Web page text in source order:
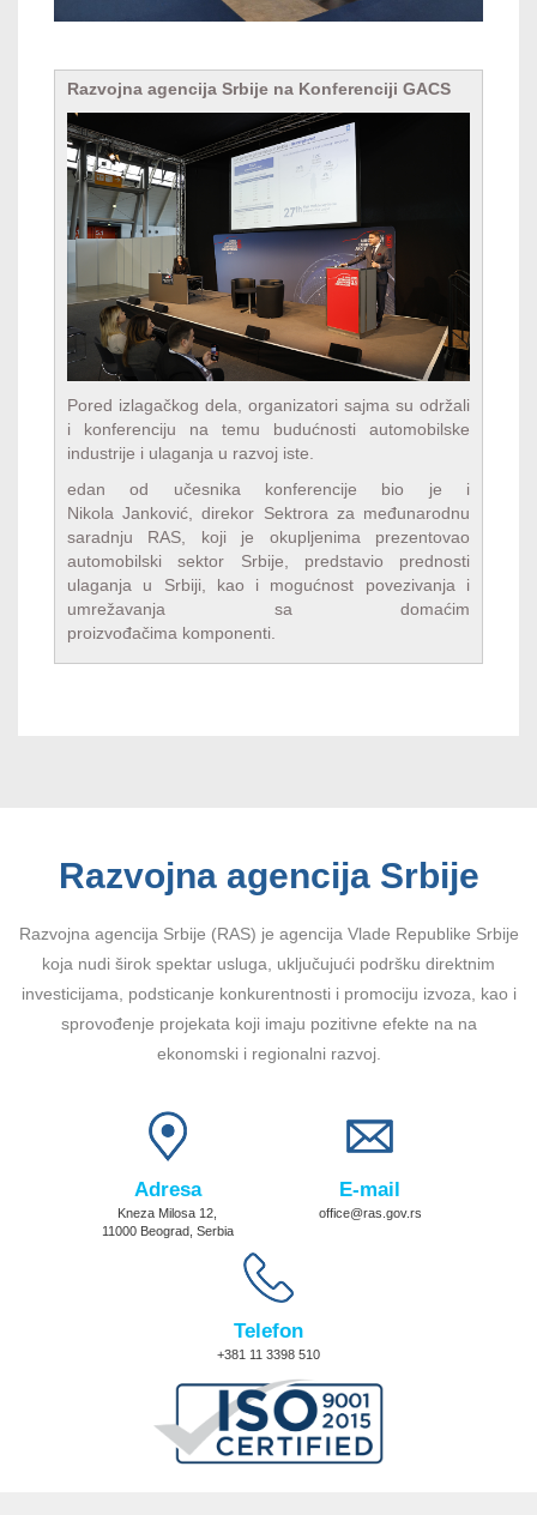
Razvojna agencija Srbije na Konferenciji GACS
Pored izlagačkog dela, organizatori sajma su održali
i konferenciju na temu budućnosti automobilske
industrije i ulaganja u razvoj iste.
edan od učesnika konferencije bio je i
Nikola Janković, direkor Sektrora za međunarodnu
saradnju RAS, koji je okupljenima prezentovao
automobilski sektor Srbije, predstavio prednosti
ulaganja u Srbiji, kao i mogućnost povezivanja i
umrežavanja sa domaćim
proizvođačima komponenti.
Razvojna agencija Srbije
Razvojna agencija Srbije (RAS) je agencija Vlade Republike Srbije
koja nudi širok spektar usluga, uključujući podršku direktnim
investicijama, podsticanje konkurentnosti i promociju izvoza, kao i
sprovođenje projekata koji imaju pozitivne efekte na na
ekonomski i regionalni razvoj.
Adresa
Kneza Milosa 12,
11000 Beograd, Serbia
E-mail
office@ras.gov.rs
Telefon
+381 11 3398 510